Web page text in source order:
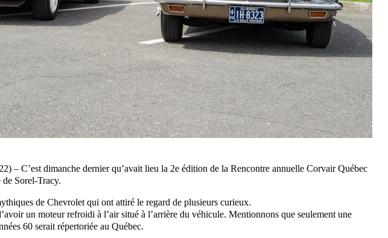
– C’est dimanche dernier qu’avait lieu la 2e édition de la Rencontre annuelle Corvair Québec
Sorel-Tracy.
de Chevrolet qui ont attiré le regard de plusieurs curieux.
un moteur refroidi à l’air situé à l’arrière du véhicule. Mentionnons que seulement une
60 serait répertoriée au Québec.